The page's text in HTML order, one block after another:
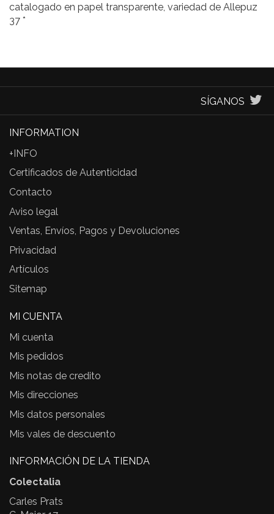
catalogado en papel transparente, variedad de Allepuz
37 *
SÍGANOS
INFORMATION
+INFO
Certificados de Autenticidad
Contacto
Aviso legal
Ventas, Envíos, Pagos y Devoluciones
Privacidad
Artículos
Sitemap
MI CUENTA
Mi cuenta
Mis pedidos
Mis notas de credito
Mis direcciones
Mis datos personales
Mis vales de descuento
INFORMACIÓN DE LA TIENDA
Colectalia
Carles Prats